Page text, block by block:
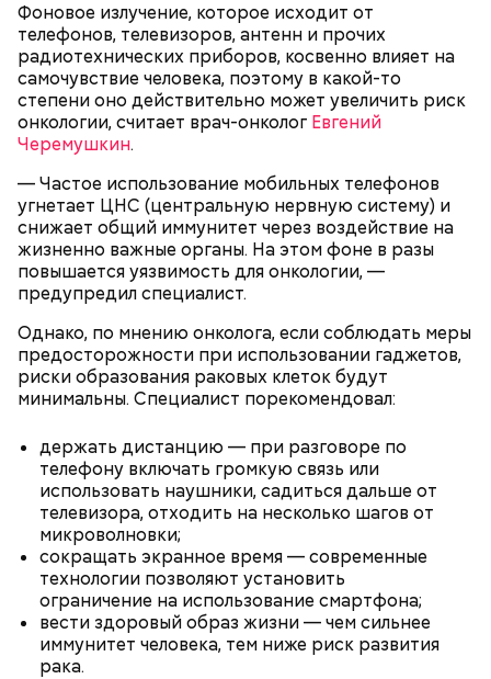
Фоновое излучение, которое исходит от
телефонов, телевизоров, антенн и прочих
радиотехнических приборов, косвенно влияет на
самочувствие человека, поэтому в какой-то
степени оно действительно может увеличить риск
онкологии, считает врач-онколог Евгений
Черемушкин.
— Частое использование мобильных телефонов
угнетает ЦНС (центральную нервную систему) и
снижает общий иммунитет через воздействие на
жизненно важные органы. На этом фоне в разы
повышается уязвимость для онкологии, —
предупредил специалист.
Однако, по мнению онколога, если соблюдать меры
предосторожности при использовании гаджетов,
риски образования раковых клеток будут
минимальны. Специалист порекомендовал:
держать дистанцию — при разговоре по
телефону включать громкую связь или
использовать наушники, садиться дальше от
телевизора, отходить на несколько шагов от
микроволновки;
сокращать экранное время — современные
технологии позволяют установить
ограничение на использование смартфона;
вести здоровый образ жизни — чем сильнее
иммунитет человека, тем ниже риск развития
рака.
Спагетти из кабачков
Ингредиенты:
— В дыне содержится много сахара, который
Терапевт Кондрахин назвал
продукты и напитки, которые
Ранние плоды, по словам врача, лучше не есть:
Чистит сосуды и защищает от
рака: чем полезен кресс-салат